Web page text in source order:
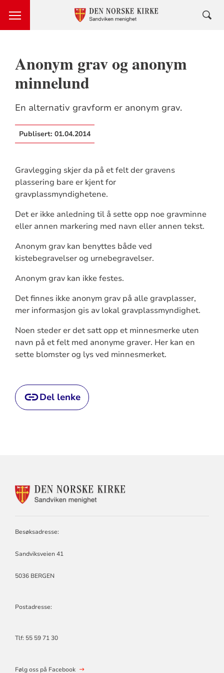
Anonym grav og anonym
minnelund
En alternativ gravform er anonym grav.
Publisert: 01.04.2014
Gravlegging skjer da på et felt der gravens
plassering bare er kjent for
gravplassmyndighetene.
Det er ikke anledning til å sette opp noe gravminne
eller annen markering med navn eller annen tekst.
Anonym grav kan benyttes både ved
kistebegravelser og urnebegravelser.
Anonym grav kan ikke festes.
Det finnes ikke anonym grav på alle gravplasser,
mer informasjon gis av lokal gravplassmyndighet.
Noen steder er det satt opp et minnesmerke uten
navn på et felt med anonyme graver. Her kan en
sette blomster og lys ved minnesmerket.
Del lenke
KONTAKTINFORMASJON
Besøksadresse:
Sandviksveien 41
5036 BERGEN
Postadresse:
Tlf: 55 59 71 30
Følg oss på Facebook